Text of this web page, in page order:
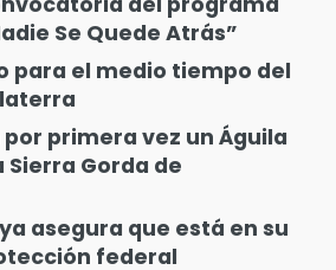
Se Quede Atrás”
para el medio tiempo del
primera vez un Águila
Sierra Gorda de
asegura que está en su
federal